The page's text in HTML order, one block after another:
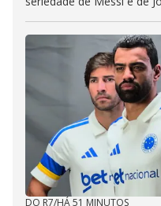
DO R7/HÁ 51 MINUTOS